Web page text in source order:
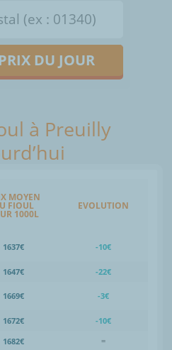
DU JOUR
à Preuilly
MOYEN
FIOUL
1000L
EVOLUTION
1637€ -10€
1647€
-22€
1669€ -3€
1672€
-10€
1682€
=